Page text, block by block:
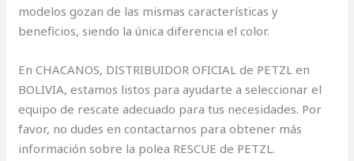
modelos gozan de las mismas características y
beneficios, siendo la única diferencia el color.
En CHACANOS, DISTRIBUIDOR OFICIAL de PETZL en
BOLIVIA, estamos listos para ayudarte a seleccionar el
equipo de rescate adecuado para tus necesidades. Por
favor, no dudes en contactarnos para obtener más
información sobre la polea RESCUE de PETZL.